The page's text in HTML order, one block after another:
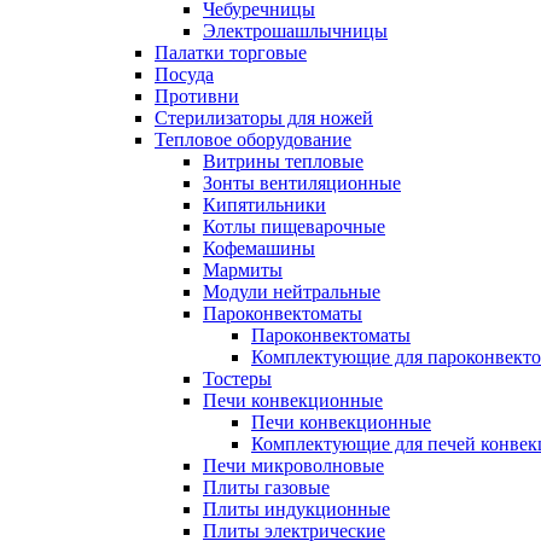
Чебуречницы
Электрошашлычницы
Палатки торговые
Посуда
Противни
Стерилизаторы для ножей
Тепловое оборудование
Витрины тепловые
Зонты вентиляционные
Кипятильники
Котлы пищеварочные
Кофемашины
Мармиты
Модули нейтральные
Пароконвектоматы
Пароконвектоматы
Комплектующие для
Тостеры
Печи конвекционные
Печи конвекционные
Комплектующие для печей
Печи микроволновые
Плиты газовые
Плиты индукционные
Плиты электрические